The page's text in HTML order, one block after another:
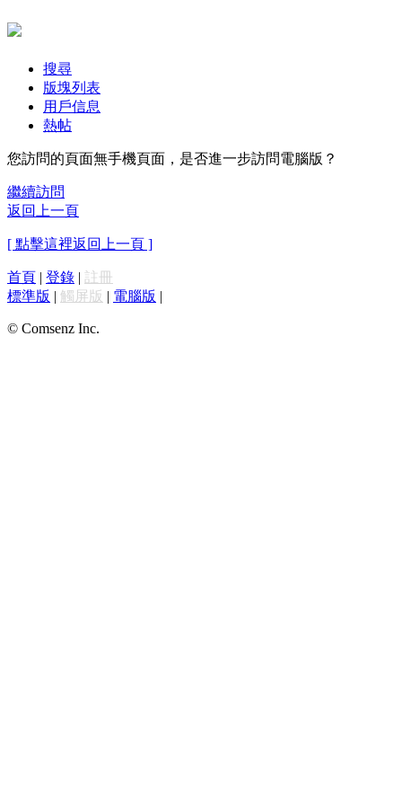
搜尋
版塊列表
用戶信息
熱帖
您訪問的頁面無手機頁面，是否進一步訪問電腦版？
繼續訪問
返回上一頁
[ 點擊這裡返回上一頁 ]
首頁 | 登錄 | 註冊
標準版 | 觸屏版 | 電腦版 |
© Comsenz Inc.